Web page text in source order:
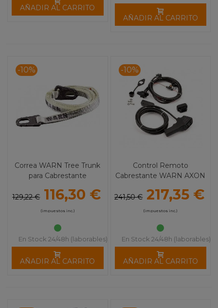
AÑADIR AL CARRITO
AÑADIR AL CARRITO
-10%
Correa WARN Tree Trunk
para Cabrestante
129,22 € 116,30 €
(impuestos inc.)
En Stock 24/48h (laborables)
AÑADIR AL CARRITO
-10%
Control Remoto
Cabrestante WARN AXON
241,50 € 217,35 €
(impuestos inc.)
En Stock 24/48h (laborables)
AÑADIR AL CARRITO